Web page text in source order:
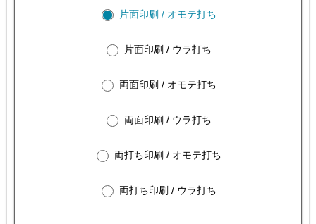
片面印刷 / オモテ打ち
片面印刷 / ウラ打ち
両面印刷 / オモテ打ち
両面印刷 / ウラ打ち
両打ち印刷 / オモテ打ち
両打ち印刷 / ウラ打ち